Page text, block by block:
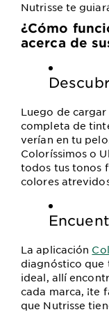
Nutrisse te
¿Cómo
acerca de
Luego de
completa de
verían en tu
Coloríssimos o
todos tus tonos
colores
La aplicación
diagnóstico que
ideal, allí
cada marca, ¡te
que Nutrisse